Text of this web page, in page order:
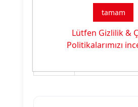
Apre
Silikon ve
tamam
Lütfen Gizlilik &
Politikalarımızı